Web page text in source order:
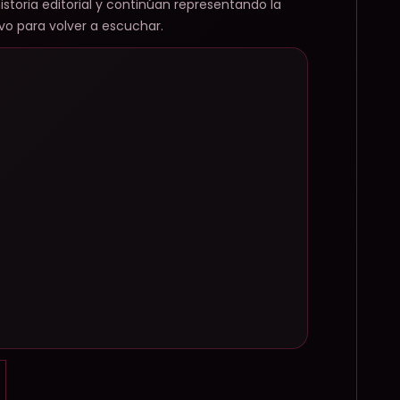
editorial y continúan representando la
para volver a escuchar.